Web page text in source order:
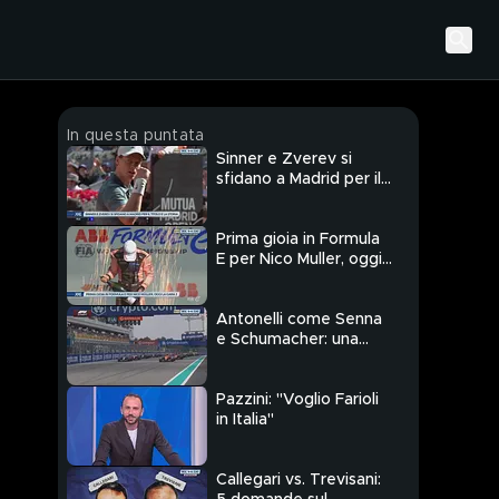
In questa puntata
Sinner e Zverev si
sfidano a Madrid per il
Prima gioia in Formula
E per Nico Muller, oggi
Antonelli come Senna
e Schumacher: una
Pazzini: "Voglio Farioli
in Italia"
Callegari vs. Trevisani: